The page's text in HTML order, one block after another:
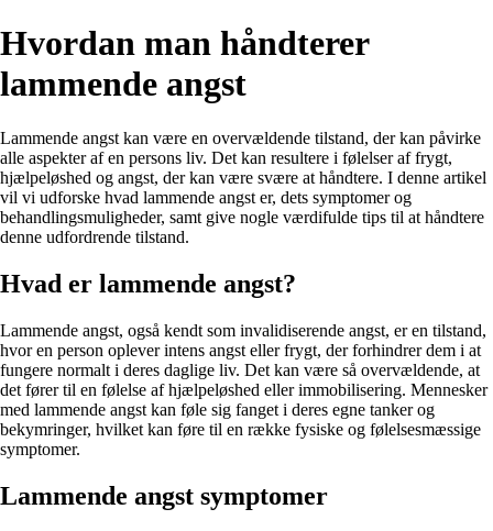
Hvordan man håndterer
lammende angst
Lammende angst kan være en overvældende tilstand, der kan påvirke
alle aspekter af en persons liv. Det kan resultere i følelser af frygt,
hjælpeløshed og angst, der kan være svære at håndtere. I denne artikel
vil vi udforske hvad lammende angst er, dets symptomer og
behandlingsmuligheder, samt give nogle værdifulde tips til at håndtere
denne udfordrende tilstand.
Hvad er lammende angst?
Lammende angst, også kendt som invalidiserende angst, er en tilstand,
hvor en person oplever intens angst eller frygt, der forhindrer dem i at
fungere normalt i deres daglige liv. Det kan være så overvældende, at
det fører til en følelse af hjælpeløshed eller immobilisering. Mennesker
med lammende angst kan føle sig fanget i deres egne tanker og
bekymringer, hvilket kan føre til en række fysiske og følelsesmæssige
symptomer.
Lammende angst symptomer